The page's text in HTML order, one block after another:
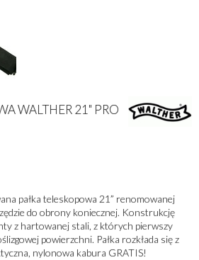
WALTHER 21" PRO
pałka teleskopowa 21” renomowanej
do obrony koniecznej. Konstrukcję
z hartowanej stali, z których pierwszy
powierzchni. Pałka rozkłada się z
nylonowa kabura GRATIS!